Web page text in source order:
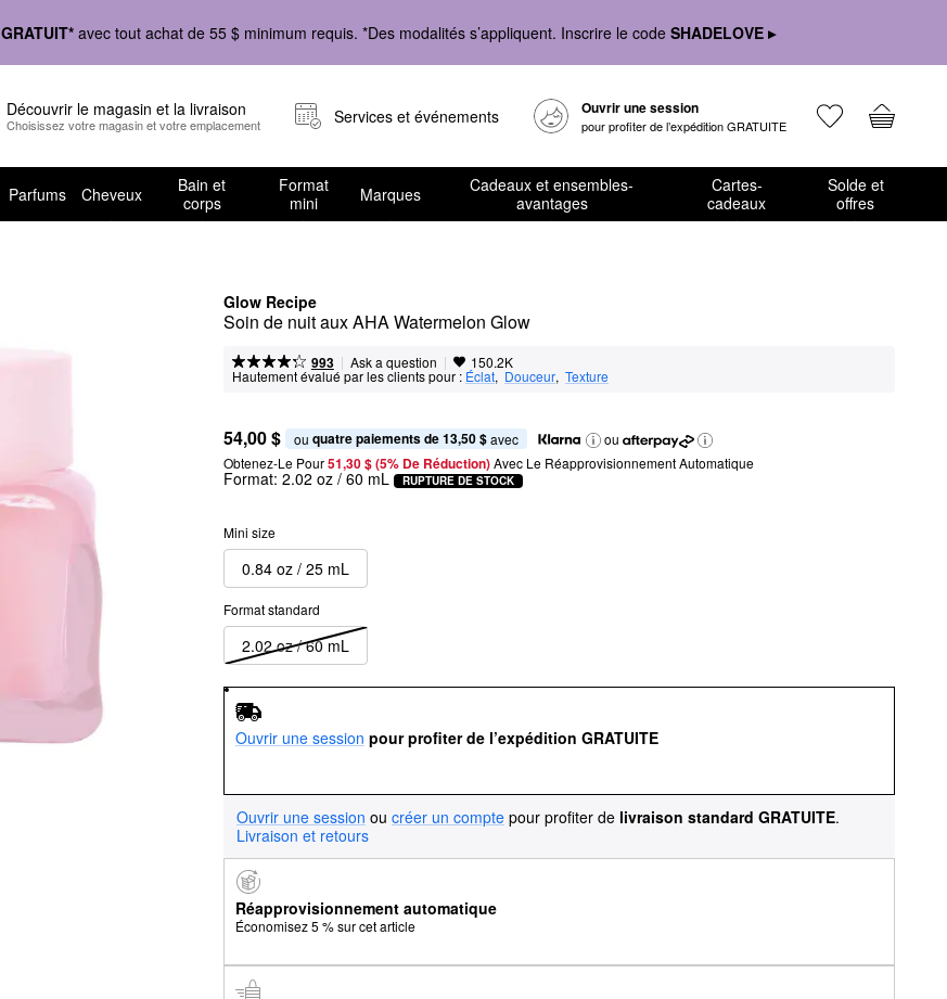
GRATUIT* avec tout achat de 55 $ minimum requis. *Des modalités s’appliquent. Inscrire le code SHADELOVE ▸
Découvrir le magasin et la livraison
Choisissez votre magasin et votre emplacement Services et événements Ouvrir une session
pour profiter de l’expédition GRATUITE
Parfums Cheveux
Bain et
corps
Format
mini
Marques
Cadeaux et ensembles-
avantages
Cartes-
cadeaux
Solde et
offres
Glow Recipe
Soin de nuit aux AHA Watermelon Glow
993 | Ask a question | 150.2K
Hautement évalué par les clients pour : Éclat, Douceur, Texture
54,00 $ ou quatre paiements de 13,50 $ avec
ou
Obtenez-Le Pour51,30 $ (5% De Réduction) Avec Le Réapprovisionnement Automatique
Format: 2.02 oz / 60 mL RUPTURE DE STOCK
Mini size
0.84 oz / 25 mL
Format standard
2.02 oz / 60 mL
Ouvrir une session pour profiter de l’expédition GRATUITE
Ouvrir une session ou créer un compte pour profiter de livraison standard GRATUITE.
Livraison et retours
Réapprovisionnement automatique
Économisez 5 % sur cet article